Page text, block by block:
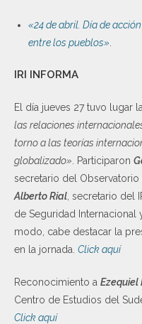
«24 de abril. Día de
entre los pueblos»
IRI INFORMA
El día jueves 27 tuvo lugar
las relaciones
torno a las teorías
globalizado» . Participaron
secretario del
Alberto Rial , secretario del
de Seguridad Internacional
modo, cabe destacar la
en la jornada. Click aquí
Reconocimiento a Ezequiel
Centro de Estudios del
Click aquí